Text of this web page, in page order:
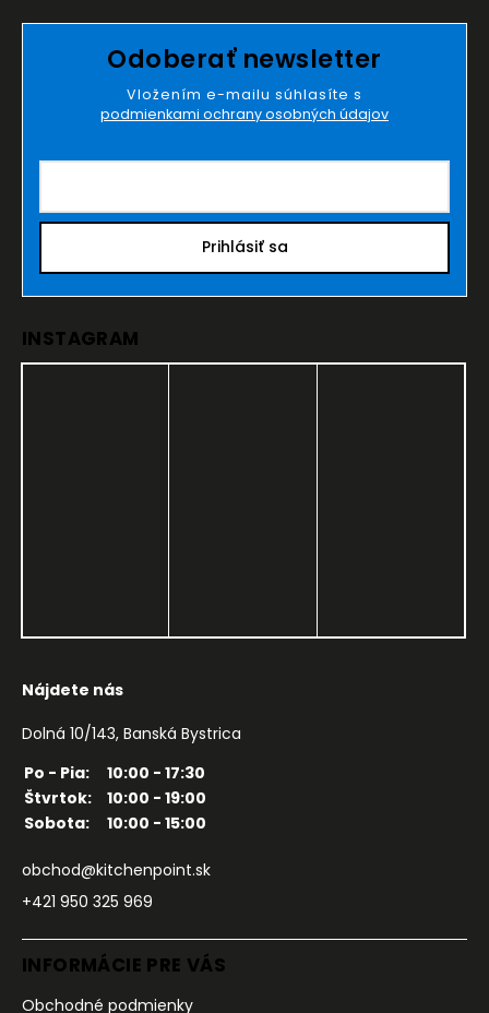
Odoberať newsletter
Vložením e-mailu súhlasíte s
podmienkami ochrany osobných údajov
Prihlásiť sa
INSTAGRAM
Nájdete nás
Dolná 10/143, Banská Bystrica
Po - Pia:
10:00 - 17:30
Štvrtok:
10:00 - 19:00
Sobota:
10:00 - 15:00
obchod@kitchenpoint.sk
+421 950 325 969
INFORMÁCIE PRE VÁS
Obchodné podmienky